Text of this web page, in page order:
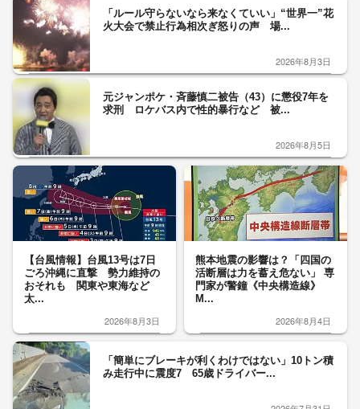
「ルール守らないなら来なくていい」“世界一”花
火大会で禁止行為相次ぎ怒りの声 場...
2026年8月3日
元ジャンポケ・斉藤慎二被告（43）に懲役7年を
求刑 ロケバス内で性的暴行など 被...
2026年8月5日
【台風情報】台風13号は7日
ごろ沖縄に直撃 勢力維持の
おそれも 関東や東海など
太...
2026年8月3日
熊本地震の影響は？「四国の
活断層は力を蓄え危ない」 専
門家が警鐘《中央構造線》
M...
2026年8月4日
「簡単にブレーキが利くわけではない」10トン積
み走行中に震度7 65歳ドライバー...